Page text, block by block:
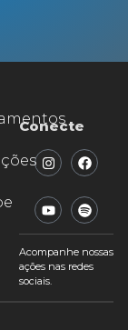
Conecte
Acompanhe nossas
ações nas redes
sociais.